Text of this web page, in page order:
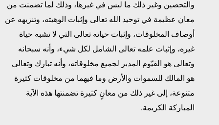
والتحصين وغير ذلك ما ليس في غيرها، وذلك لما تضمنت من
معان عظيمة في توحيد الله تعالى وإثبات الوهيته، وتنزيهه عن
أوصاف المخلوقات، وإثبات حياته تعالى التي لا تشبه حياة
غيره، وإثبات علمه تعالى الشامل لكل شيء، وأنه سبحانه
وتعالى هو القيّوم المدبر لجميع مخلوقاته، وأنه تبارك وتعالى
هو المالك للسموات والأرض وما فيهما من مخلوقات كثيرة
متنوعة، إلى غير ذلك من معانٍ كثيرة تضمنتها هذه الآية
المباركة الكريمة.